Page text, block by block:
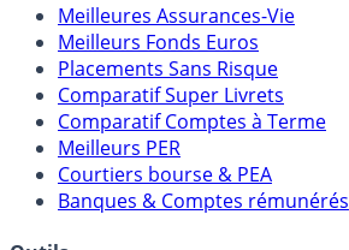
Meilleures Assurances-Vie
Meilleurs Fonds Euros
Placements Sans Risque
Comparatif Super Livrets
Comparatif Comptes à Terme
Meilleurs PER
Courtiers bourse & PEA
Banques & Comptes rémunérés